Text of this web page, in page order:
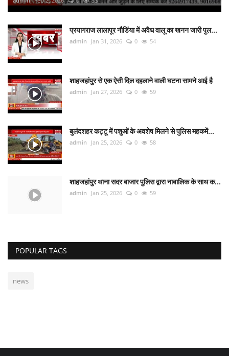
प्रयागराज लालापूर नौडिंया में अवैध वालू का खनन जारी पुल...
admin Jan 31, 2026 0 54
शाहजहांपुर से एक ऐसी दिल दहलाने वाली घटना सामने आई है
admin Jan 27, 2026 0 59
बुलंदशहर कट्टू में पशुओं के अवशेष मिलने से पुलिस महकमें...
admin Jan 25, 2026 0 58
शाहजहांपुर थाना सदर बाजार पुलिस द्वारा नाबालिक के साथ क...
admin Jan 25, 2026 0 59
POPULAR TAGS
news